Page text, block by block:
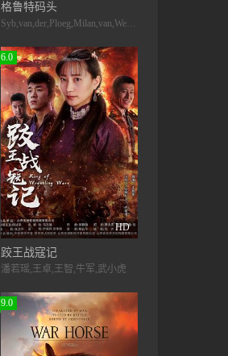
格鲁特码头
Syb,van,der,Ploeg,Milan,van,Weelden,Jan,Arendsz
6.0
HD
跤王战寇记
潘若瑶,王卓,王智,牛军,武小虎
9.0